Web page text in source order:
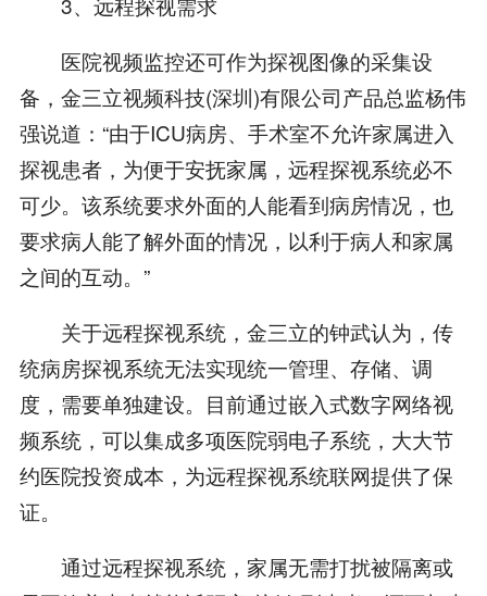
医院视频监控还可作为探视图像的采集设
备，金三立视频科技(深圳)有限公司产品总监杨伟
强说道：“由于ICU病房、手术室不允许家属进入
探视患者，为便于安抚家属，远程探视系统必不
可少。该系统要求外面的人能看到病房情况，也
要求病人能了解外面的情况，以利于病人和家属
之间的互动。”
关于远程探视系统，金三立的钟武认为，传
统病房探视系统无法实现统一管理、存储、调
度，需要单独建设。目前通过嵌入式数字网络视
频系统，可以集成多项医院弱电子系统，大大节
约医院投资成本，为远程探视系统联网提供了保
证。
通过远程探视系统，家属无需打扰被隔离或